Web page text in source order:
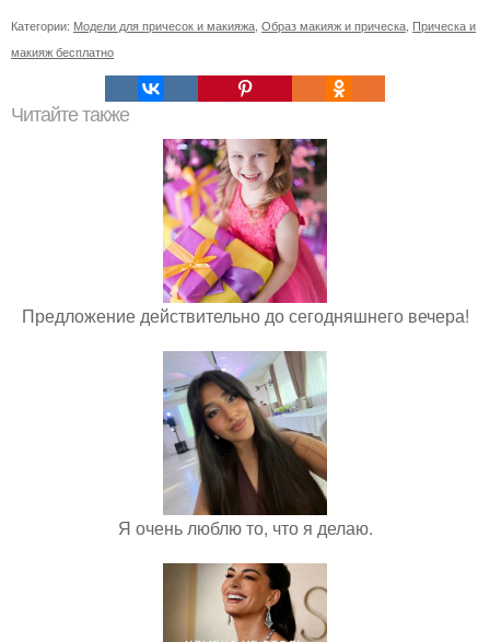
Категории: Модели для причесок и макияжа Образ макияж и прическа Прическа и
макияж бесплатно
Читайте также
Предложение действительно до сегодняшнего вечера!
Я очень люблю то, что я делаю.